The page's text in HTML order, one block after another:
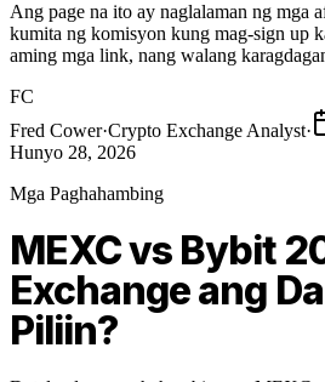
Ang page na ito ay naglalaman ng mga
kumita ng komisyon kung mag-sign up
aming mga link, nang walang
FC
Fred Cower·Crypto Exchange Analyst·
Hunyo 28, 2026
Mga Paghahambing
MEXC vs Bybit
Exchange ang
Piliin?